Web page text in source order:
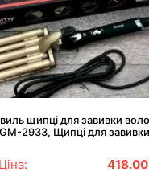
щипці для завивки
2933, Щипці для завивки
418.00